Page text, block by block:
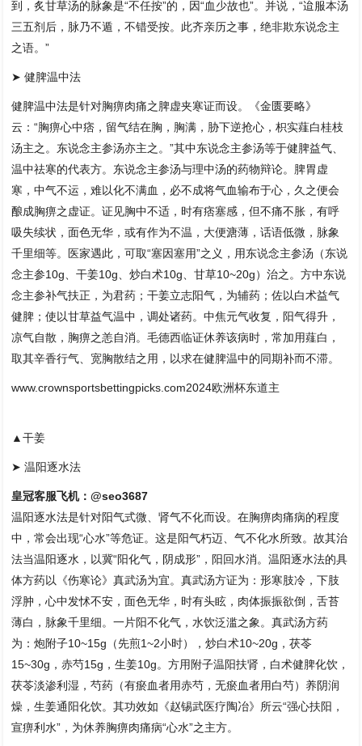
到，炙甘草汤的脉象是“不任按”的，因“血少故也”。并说，“迨服本汤
三五剂后，脉乃不遁，不错受按。此齐亲历之事，绝非欺东说念主
之语。”
➤ 健脾温中法
健脾温中法是针对胸痹肉痛之脾虚夹寒证而设。《金匮要略》
云：“胸痹心中痞，留气结在胸，胸满，胁下逆抢心，枳实薤白桂枝
汤主之。东说念主参汤亦主之。”其中东说念主参汤等于健脾益气、
温中祛寒的代表方。东说念主参汤与理中汤的药物辩论。脾胃虚
寒，中气不运，难以化不满血，必不成将气血输布于心，久之便会
酿成胸痹之虚证。证见胸中不适，时有痞塞感，但不痛不胀，有呼
吸失续状，面色无华，或有作为不温，大便溏薄，话语低微，脉象
千里细等。医家遇此，可取“塞因塞用”之义，用东说念主参汤（东说
念主参10g、干姜10g、炒白术10g、甘草10~20g）治之。方中东说
念主参补气扶正，为君药；干姜立志阳气，为辅药；佐以白术益气
健脾；使以甘草益气温中，调处诸药。中焦元气收复，阳气得升，
凉气自散，胸痹之恙自消。毛德西临证休养该病时，常加用薤白，
取其辛香行气、宽胸散结之用，以求在健脾温中的同期补而不滞。
www.crownsportsbettingpicks.com2024欧洲杯东道主
▲干姜
➤ 温阳逐水法
皇冠客服飞机：@seo3687
温阳逐水法是针对阳气式微、肾气不化而设。在胸痹肉痛病的程度
中，常会出现“心水”等危证。这是阳气朽迈、气不化水所致。故其治
法当温阳逐水，以冀“阳化气，阴成形”，阳回水消。温阳逐水法的具
体方药以《伤寒论》真武汤为宜。真武汤方证为：形寒肢冷，下肢
浮肿，心中发怵不安，面色无华，时有头眩，肉体振振欲倒，舌苔
薄白，脉象千里细。一片阳不化气，水饮泛滥之象。真武汤方药
为：炮附子10~15g（先煎1~2小时），炒白术10~20g，茯苓
15~30g，赤芍15g，生姜10g。方用附子温阳扶肾，白术健脾化饮，
茯苓淡渗利湿，芍药（有瘀血者用赤芍，无瘀血者用白芍）养阴润
燥，生姜通阳化饮。其功效如《赵锡武医疗陶冶》所云“强心扶阳，
宣痹利水”，为休养胸痹肉痛病“心水”之主方。